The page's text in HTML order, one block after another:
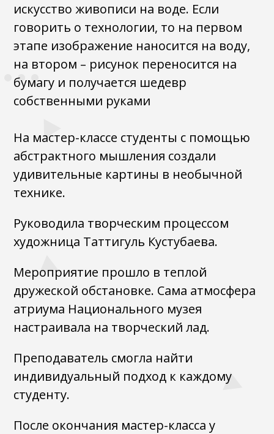
искусство живописи на воде. Если
говорить о технологии, то на первом
этапе изображение наносится на воду,
на втором – рисунок переносится на
бумагу и получается шедевр
собственными руками
На мастер-классе студенты с помощью
абстрактного мышления создали
удивительные картины в необычной
технике.
Руководила творческим процессом
художница Таттигуль Кустубаева.
Мероприятие прошло в теплой
дружеской обстановке. Сама атмосфера
атриума Национального музея
настраивала на творческий лад.
Преподаватель смогла найти
индивидуальный подход к каждому
студенту.
После окончания мастер-класса у